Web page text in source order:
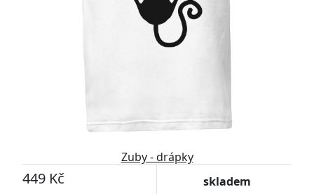
Zuby - drápky
449 Kč skladem